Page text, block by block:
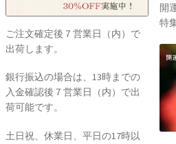
ご注文確定後７営業日（内）で
出荷します。
銀行振込の場合は、13時までの
入金確認後７営業日（内）で出
荷可能です。
土日祝、休業日、平日の17時以
開
特